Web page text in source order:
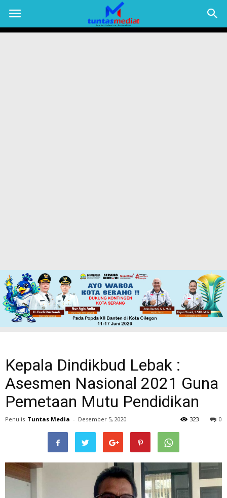
TUNTAS
Kepala Dindikbud Lebak :
Asesmen Nasional 2021 Guna
Pemetaan Mutu Pendidikan
Penulis Tuntas Media - Desember 5, 2020 0
323